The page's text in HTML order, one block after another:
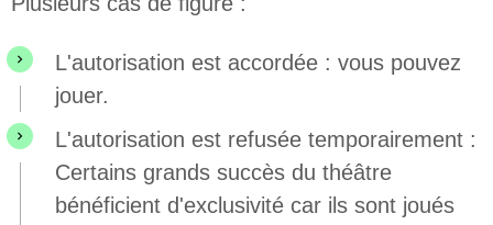
L'autorisation est accordée : vous pouvez
jouer.
L'autorisation est refusée temporairement :
Certains grands succès du théâtre
bénéficient d'exclusivité car ils sont joués